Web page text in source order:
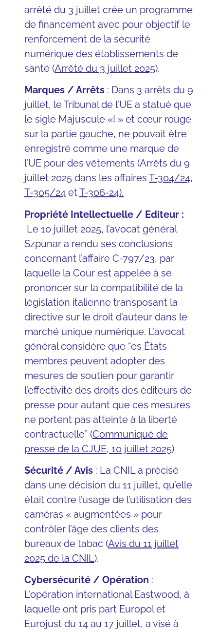
arrêté du 3 juillet crée un programme
de financement avec pour objectif le
renforcement de la sécurité
numérique des établissements de
santé (Arrêté du 3 juillet 2025).
Marques / Arrêts : Dans 3 arrêts du 9
juillet, le Tribunal de l’UE a statué que
le sigle Majuscule «I » et cœur rouge
sur la partie gauche, ne pouvait être
enregistré comme une marque de
l’UE pour des vêtements (Arrêts du 9
juillet 2025 dans les affaires T-304/24,
T-305/24 etT-306-24).
Propriété Intellectuelle / Editeur :
Le 10 juillet 2025, l’avocat général
Szpunar a rendu ses conclusions
concernant l’affaire C-797/23, par
laquelle la Cour est appelée à se
prononcer sur la compatibilité de la
législation italienne transposant la
directive sur le droit d’auteur dans le
marché unique numérique. L’avocat
général considère que “es États
membres peuvent adopter des
mesures de soutien pour garantir
l’effectivité des droits des éditeurs de
presse pour autant que ces mesures
ne portent pas atteinte à la liberté
contractuelle” (Communiqué de
presse de la CJUE, 10 juillet 2025)
Sécurité / Avis : La CNIL a précisé
dans une décision du 11 juillet, qu’elle
était contre l’usage de l’utilisation des
caméras « augmentées » pour
contrôler l’âge des clients des
bureaux de tabac (Avis du 11 juillet
2025 de la CNIL).
Cybersécurité / Opération :
L’opération international Eastwood, à
laquelle ont pris part Europol et
Eurojust du 14 au 17 juillet, a visé à